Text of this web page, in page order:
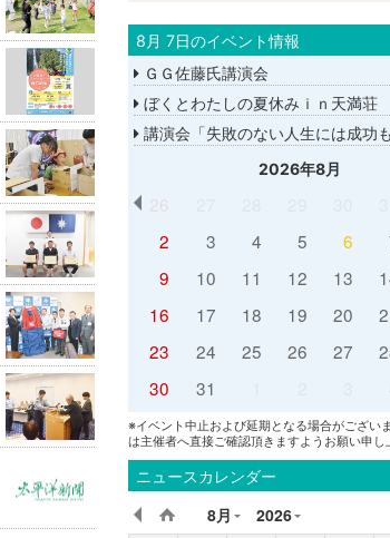
8月 7日のイベント情報
ＧＧ佐藤氏講演会
ぼくとわたしの夏休みｉｎ天満荘
講演会「失敗のない人生には成功もない」講師：Ｇ
2026年8月
26
2
3 4 5 6
9
10 11 12 13
16
17 18 19 20
23
24 25 26 27
30
31
※イベント中止および延期となる場合がござい
は主催者へ直接ご確認頂きますようお願い申し
ニュースカレンダー
8月 2026